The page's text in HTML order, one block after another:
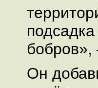
бобров»,
Он